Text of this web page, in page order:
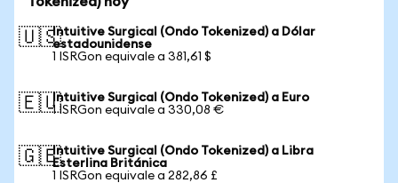
🇺🇸Intuitive Surgical (Ondo Tokenized) a Dólar
estadounidense
1 ISRGon equivale a 381,61 $
🇪🇺Intuitive Surgical (Ondo Tokenized) a Euro
1 ISRGon equivale a 330,08 €
🇬🇧Intuitive Surgical (Ondo Tokenized) a Libra
Esterlina Británica
1 ISRGon equivale a 282,86 £